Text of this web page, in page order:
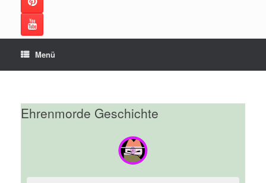
Menü
Ehrenmorde Geschichte